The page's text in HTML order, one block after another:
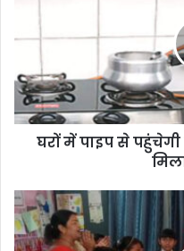
घरों में पाइप से